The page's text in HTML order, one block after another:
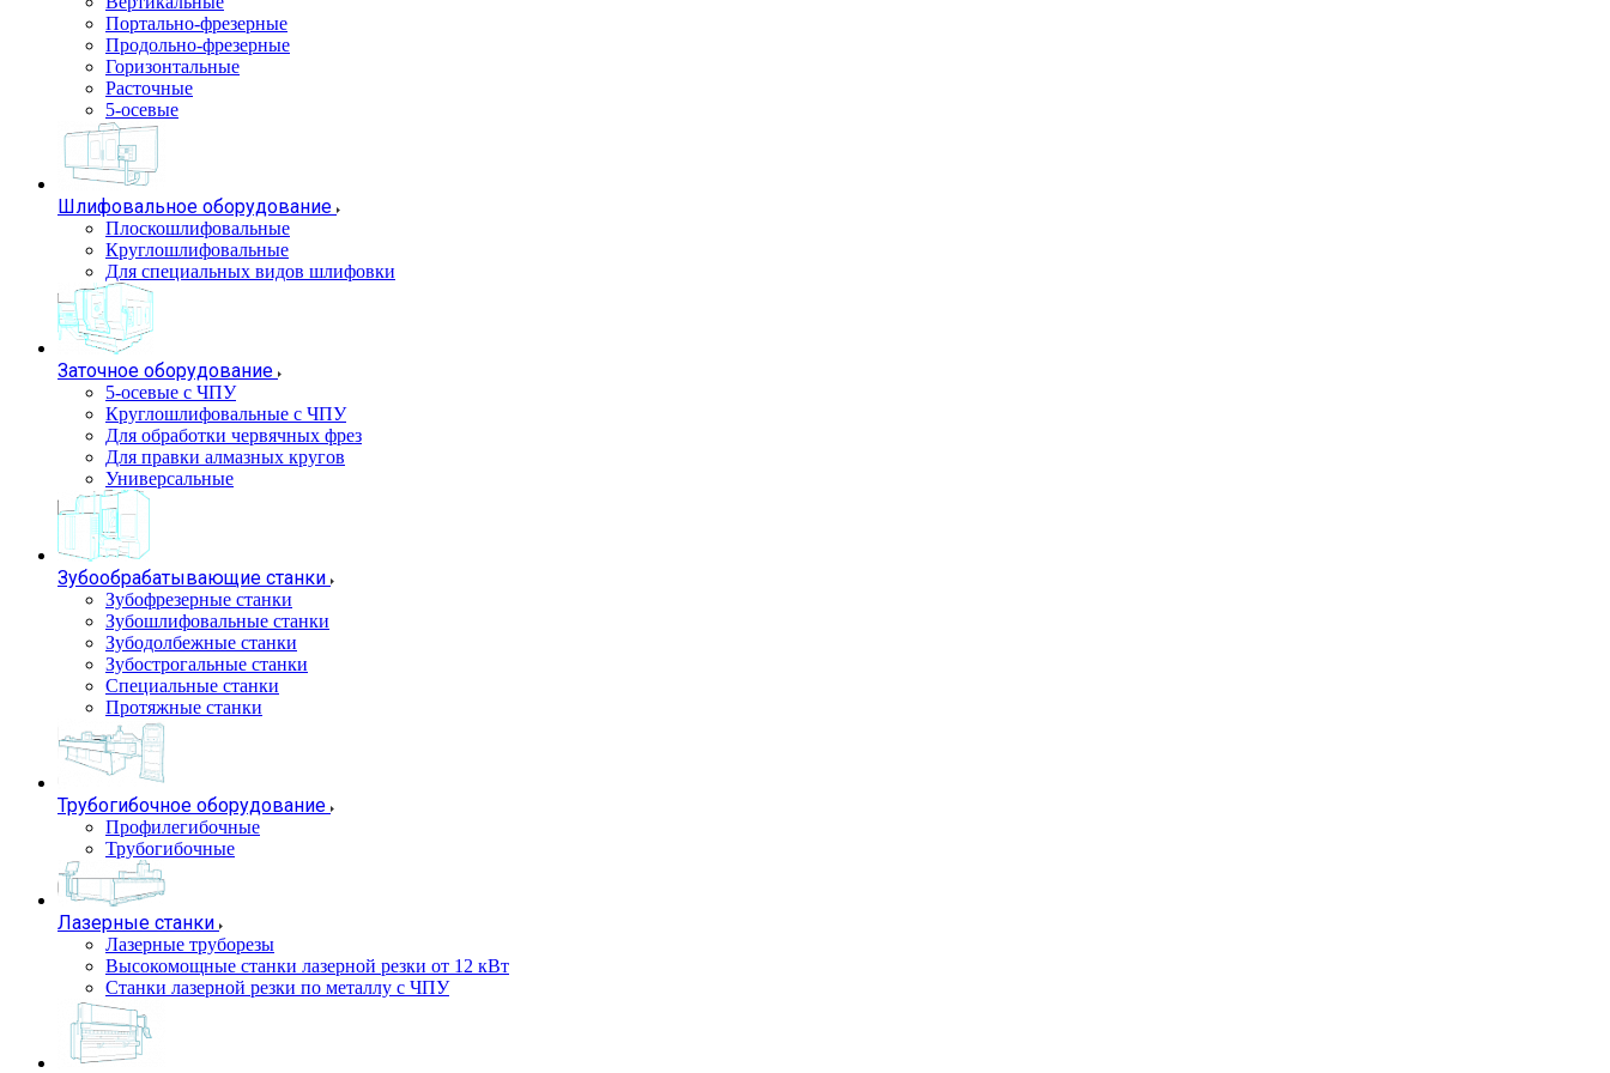
Портально-фрезерные
Продольно-фрезерные
Горизонтальные
Расточные
5-осевые
Шлифовальное оборудование
Плоскошлифовальные
Круглошлифовальные
Для специальных видов шлифовки
Заточное оборудование
5-осевые с ЧПУ
Круглошлифовальные с ЧПУ
Для обработки червячных фрез
Для правки алмазных кругов
Универсальные
Зубообрабатывающие станки
Зубофрезерные станки
Зубошлифовальные станки
Зубодолбежные станки
Зубострогальные станки
Специальные станки
Протяжные станки
Трубогибочное оборудование
Профилегибочные
Трубогибочные
Лазерные станки
Лазерные труборезы
Высокомощные станки лазерной резки от 12 кВт
Станки лазерной резки по металлу с ЧПУ